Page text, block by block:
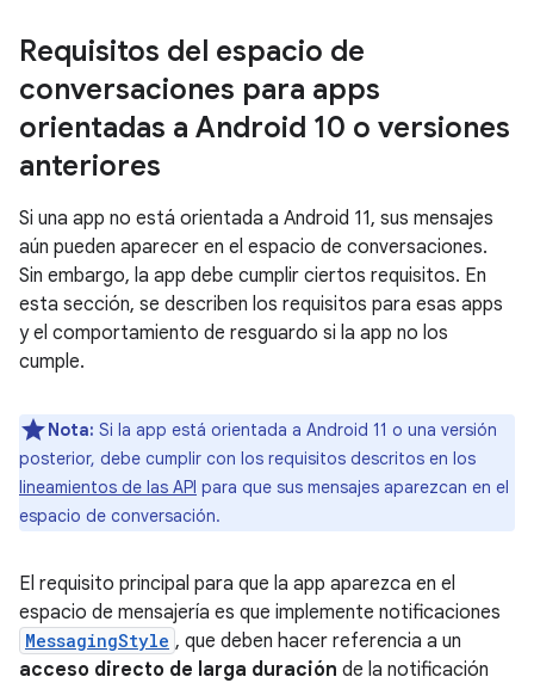
Requisitos del espacio de
conversaciones para apps
orientadas a Android 10 o versiones
anteriores
Si una app no está orientada a Android 11, sus mensajes
aún pueden aparecer en el espacio de conversaciones.
Sin embargo, la app debe cumplir ciertos requisitos. En
esta sección, se describen los requisitos para esas apps
y el comportamiento de resguardo si la app no los
cumple.
Nota: Si la app está orientada a Android 11 o una versión
posterior, debe cumplir con los requisitos descritos en los
lineamientos de las API para que sus mensajes aparezcan en el
espacio de conversación.
El requisito principal para que la app aparezca en el
espacio de mensajería es que implemente notificaciones
MessagingStyle , que deben hacer referencia a un
acceso directo de larga duración de la notificación